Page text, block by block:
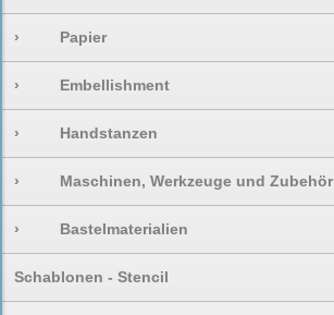
› Papier
› Embellishment
› Handstanzen
› Maschinen, Werkzeuge und Zubehör
› Bastelmaterialien
Schablonen - Stencil